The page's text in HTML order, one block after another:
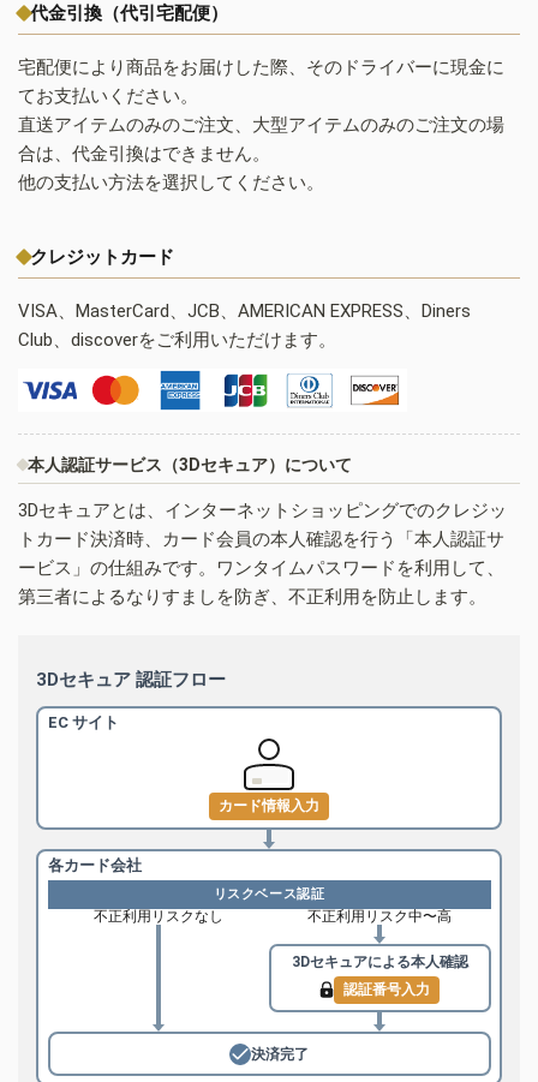
代金引換（代引宅配便）
宅配便により商品をお届けした際、そのドライバーに現金に
てお支払いください。
直送アイテムのみのご注文、大型アイテムのみのご注文の場
合は、代金引換はできません。
他の支払い方法を選択してください。
クレジットカード
VISA、MasterCard、JCB、AMERICAN EXPRESS、Diners
Club、discoverをご利用いただけます。
本人認証サービス（3Dセキュア）について
3Dセキュアとは、インターネットショッピングでのクレジッ
トカード決済時、カード会員の本人確認を行う「本人認証サ
ービス」の仕組みです。ワンタイムパスワードを利用して、
第三者によるなりすましを防ぎ、不正利用を防止します。
3Dセキュア 認証フロー
EC サイト
カード情報入力
各カード会社
リスクベース認証
不正利用リスクなし 不正利用リスク中〜高
3Dセキュアによる本人確認
認証番号入力
決済完了